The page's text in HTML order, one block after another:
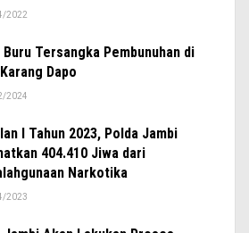
2022
Tersangka Pembunuhan di
Dapo
2024
I Tahun 2023, Polda Jambi
404.410 Jiwa dari
Narkotika
2023